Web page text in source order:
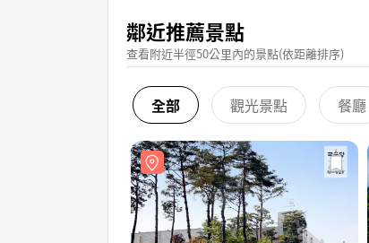
鄰近推薦景點
查看附近半徑50公里內的景點(依距離排序)
全部 觀光景點 餐廳